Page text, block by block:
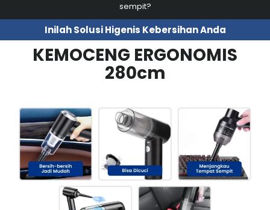
sempit?​
Inilah Solusi Higenis Kebersihan Anda
KEMOCENG ERGONOMIS
280cm